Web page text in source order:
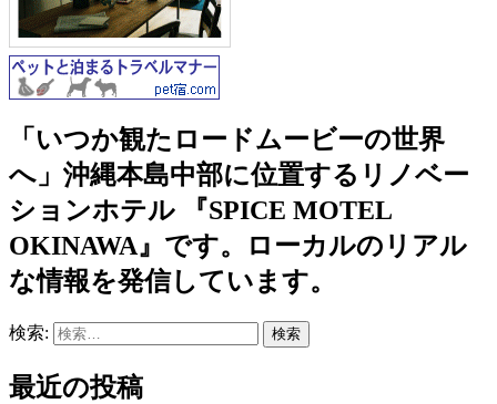
「いつか観たロードムービーの世界
へ」沖縄本島中部に位置するリノベー
ションホテル 『SPICE MOTEL
OKINAWA』です。ローカルのリアル
な情報を発信しています。
検索:
最近の投稿